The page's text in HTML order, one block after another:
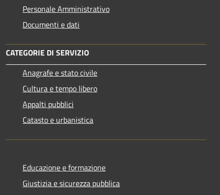
Personale Amministrativo
Documenti e dati
CATEGORIE DI SERVIZIO
Anagrafe e stato civile
Cultura e tempo libero
Appalti pubblici
Catasto e urbanistica
Educazione e formazione
Giustizia e sicurezza pubblica